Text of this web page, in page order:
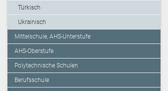
Türkisch
Ukrainisch
Mittelschule, AHS-Unterstufe
AHS-Oberstufe
Polytechnische Schulen
Berufsschule